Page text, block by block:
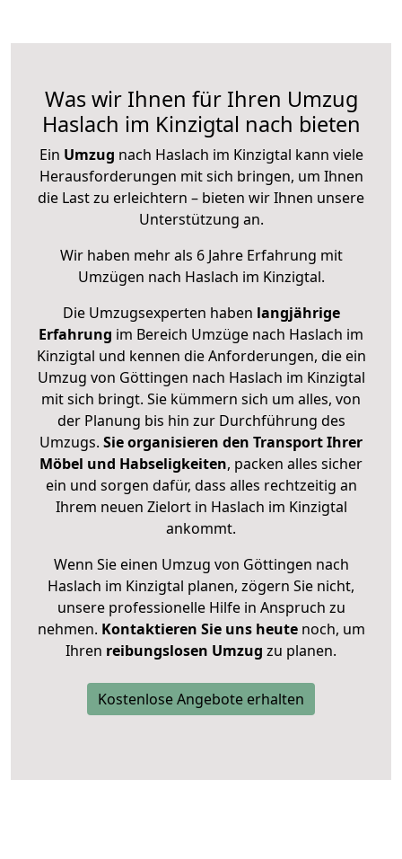
Was wir Ihnen für Ihren Umzug
Haslach im Kinzigtal nach bieten
Ein Umzug nach Haslach im Kinzigtal kann viele
Herausforderungen mit sich bringen, um Ihnen
die Last zu erleichtern – bieten wir Ihnen unsere
Unterstützung an.
Wir haben mehr als 6 Jahre Erfahrung mit
Umzügen nach Haslach im Kinzigtal.
Die Umzugsexperten haben langjährige
Erfahrung im Bereich Umzüge nach Haslach im
Kinzigtal und kennen die Anforderungen, die ein
Umzug von Göttingen nach Haslach im Kinzigtal
mit sich bringt. Sie kümmern sich um alles, von
der Planung bis hin zur Durchführung des
Umzugs. Sie organisieren den Transport Ihrer
Möbel und Habseligkeiten, packen alles sicher
ein und sorgen dafür, dass alles rechtzeitig an
Ihrem neuen Zielort in Haslach im Kinzigtal
ankommt.
Wenn Sie einen Umzug von Göttingen nach
Haslach im Kinzigtal planen, zögern Sie nicht,
unsere professionelle Hilfe in Anspruch zu
nehmen. Kontaktieren Sie uns heutenoch, um
Ihren reibungslosen Umzug zu planen.
Kostenlose Angebote erhalten